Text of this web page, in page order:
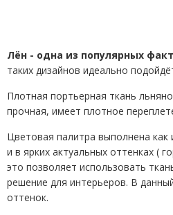
Лён - одна из популярных
таких дизайнов идеально
Плотная портьерная ткань
прочная, имеет плотное
Цветовая палитра выполнена как
и в ярких актуальных оттенках (
это позволяет использовать
решение для интерьеров. В
оттенок.